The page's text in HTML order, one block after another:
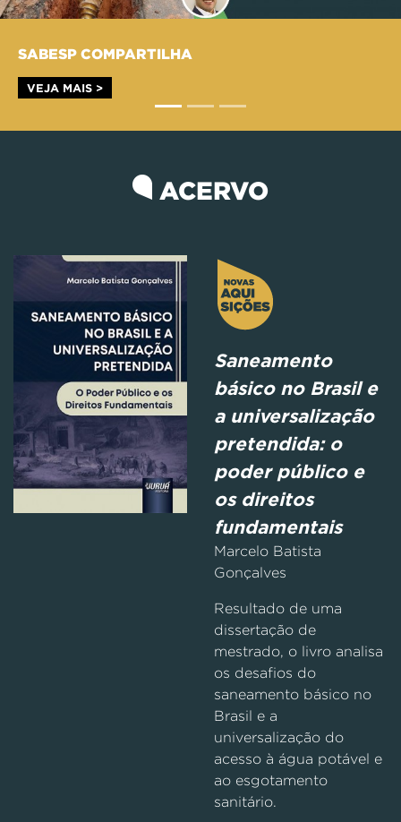
SABESP COMPARTILHA
VEJA MAIS >
ACERVO
Saneamento
básico no Brasil e
a universalização
pretendida: o
poder público e
os direitos
fundamentais
Marcelo Batista
Gonçalves
Resultado de uma
dissertação de
mestrado, o livro analisa
os desafios do
saneamento básico no
Brasil e a
universalização do
acesso à água potável e
ao esgotamento
sanitário.